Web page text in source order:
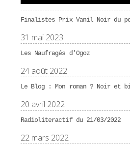
Finalistes Prix Vanil Noir du
31 mai 2023
Les Naufragés d’Ogoz
24 août 2022
Le Blog : Mon roman ? Noir et
20 avril 2022
Radioliteractif du 21/03/2022
22 mars 2022